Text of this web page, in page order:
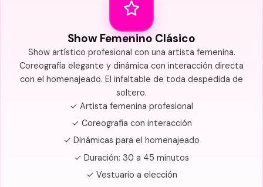
Show Femenino Clásico
Show artístico profesional con una artista femenina.
Coreografía elegante y dinámica con interacción directa
con el homenajeado. El infaltable de toda despedida de
soltero.
✓ Artista femenina profesional
✓ Coreografía con interacción
✓ Dinámicas para el homenajeado
✓ Duración: 30 a 45 minutos
✓ Vestuario a elección